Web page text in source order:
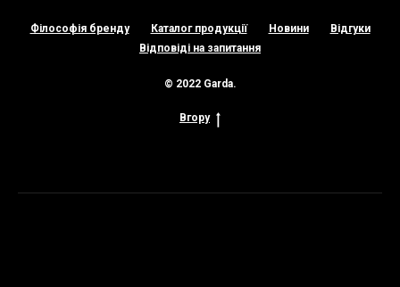
Філософія бренду Каталог продукції Новини
Відгуки
Відповіді на запитання
© 2022 Garda.
Вгору